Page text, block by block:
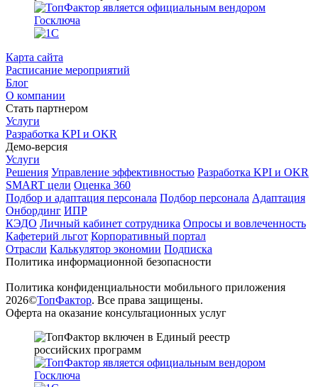
Карта сайта
Расписание мероприятий
Блог
О компании
Стать партнером
Услуги
Разработка KPI и OKR
Демо-версия
Услуги
Решения Управление эффективностью Разработка KPI и OKR
SMART цели Оценка 360
Подбор и адаптация персонала Подбор персонала Адаптация
Онбординг ИПР
КЭДО Личный кабинет сотрудника Опросы и вовлеченность
Кафетерий льгот Корпоративный портал
Отрасли Калькулятор экономии Подписка
Политика информационной безопасности
Политика конфиденциальности мобильного приложения
2026©ТопФактор. Все права защищены.
Оферта на оказание консультационных услуг